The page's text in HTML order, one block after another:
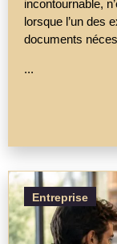
incontournable,
lorsque l’un des
documents
...
Entreprise